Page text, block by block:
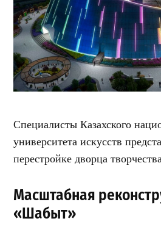
Специалисты Казахского
университета искусств
перестройке дворца
Масштабная
«Шабыт»